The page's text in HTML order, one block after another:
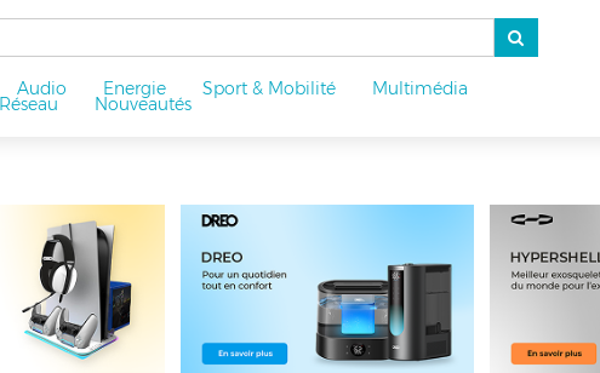
Audio Energie Sport & Mobilité Multimédia
Réseau Nouveautés